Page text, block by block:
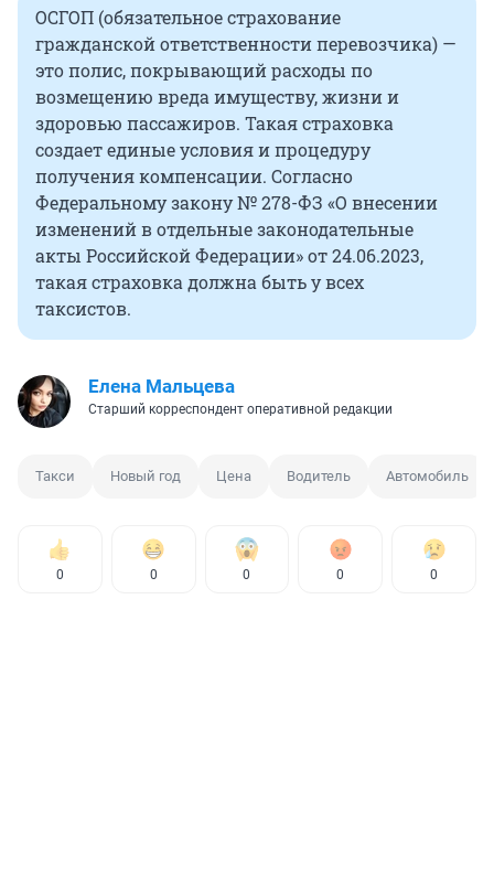
ОСГОП (обязательное страхование
гражданской ответственности перевозчика) —
это полис, покрывающий расходы по
возмещению вреда имуществу, жизни и
здоровью пассажиров. Такая страховка
создает единые условия и процедуру
получения компенсации. Согласно
Федеральному закону № 278-ФЗ «О внесении
изменений в отдельные законодательные
акты Российской Федерации» от 24.06.2023,
такая страховка должна быть у всех
таксистов.
Елена Мальцева
Старший корреспондент оперативной редакции
Такси Новый год Цена Водитель Автомобиль
0 0 0 0 0